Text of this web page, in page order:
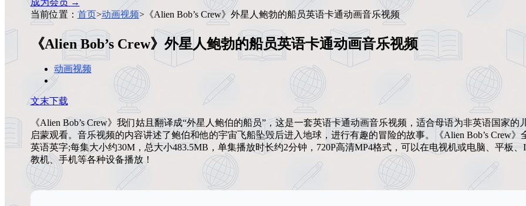
成为会员 →
当前位置： 首页>动画视频>《Alien Bob’s Crew》外星人鲍勃的船员英语卡通动画音乐视频
《Alien Bob’s Crew》外星人鲍勃的船员英语卡通动画音乐视频
动画视频
文末下载
《Alien Bob’s Crew》我们姑且翻译成“外星人鲍伯的船员”，这是一套英语卡通动画音乐视频，适合母语为非英语国家的
启蒙观看。音乐视频的内容讲述了鲍伯和他的宇宙飞船坠毁后进入地球，进行有趣的冒险的故事。《Alien Bob’s Crew》
英语英字;每集大小约30M，总大小483.5MB，单集播放时长约2分钟，720P高清MP4格式，可以在电视机或电脑、平板、
教机、手机等各种设备播放！